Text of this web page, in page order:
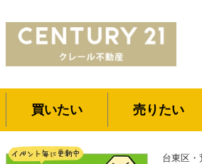
買いたい 売りたい
台東区